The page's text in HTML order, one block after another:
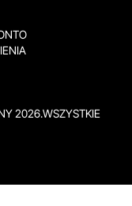
2026.WSZYSTKIE